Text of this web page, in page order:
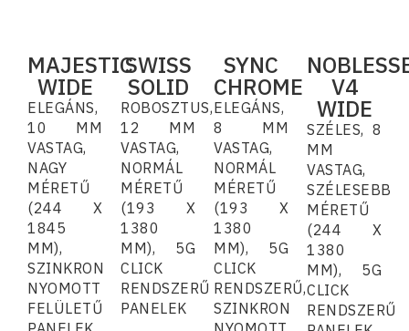
MAJESTIC
WIDE
ELEGÁNS,
10 MM
VASTAG,
NAGY
MÉRETŰ
(244 X
1845
MM),
SZINKRON
NYOMOTT
FELÜLETŰ
SWISS
SOLID
ROBOSZTUS,
12 MM
VASTAG,
NORMÁL
MÉRETŰ
(193 X
1380
MM), 5G
CLICK
RENDSZERŰ
PANELEK
SYNC
CHROME
ELEGÁNS,
8 MM
VASTAG,
NORMÁL
MÉRETŰ
(193 X
1380
MM), 5G
CLICK
RENDSZERŰ,
SZINKRON
V4
WIDE
SZÉLES, 8
MM
VASTAG,
SZÉLESEBB
MÉRETŰ
(244 X
1380
MM), 5G
CLICK
RENDSZERŰ